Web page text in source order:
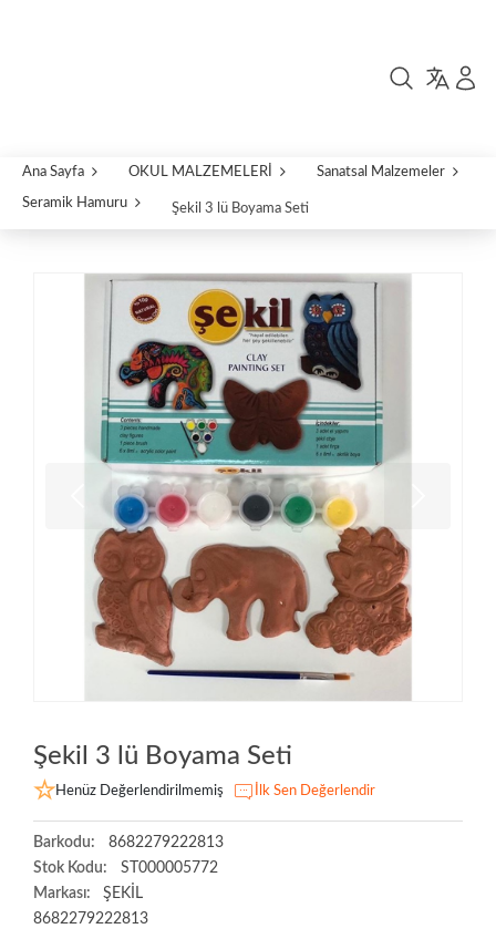
Ana Sayfa OKUL MALZEMELERİ Sanatsal Malzemeler
Seramik Hamuru Şekil 3 lü Boyama Seti
Şekil 3 lü Boyama Seti
Henüz Değerlendirilmemiş İlk Sen Değerlendir
Barkodu:
8682279222813
Stok Kodu:
ST000005772
Markası:
ŞEKİL
8682279222813